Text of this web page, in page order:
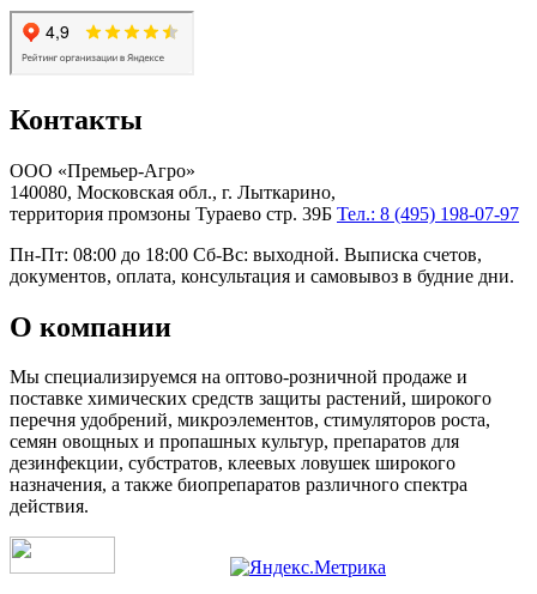
Контакты
ООО «Премьер-Агро»
140080, Московская обл., г. Лыткарино,
территория промзоны Тураево стр. 39Б Тел.: 8 (495) 198-07-97
Пн-Пт: 08:00 до 18:00 Сб-Вс: выходной. Выписка счетов,
документов, оплата, консультация и самовывоз в будние дни.
О компании
Мы специализируемся на оптово-розничной продаже и
поставке химических средств защиты растений, широкого
перечня удобрений, микроэлементов, стимуляторов роста,
семян овощных и пропашных культур, препаратов для
дезинфекции, субстратов, клеевых ловушек широкого
назначения, а также биопрепаратов различного спектра
действия.